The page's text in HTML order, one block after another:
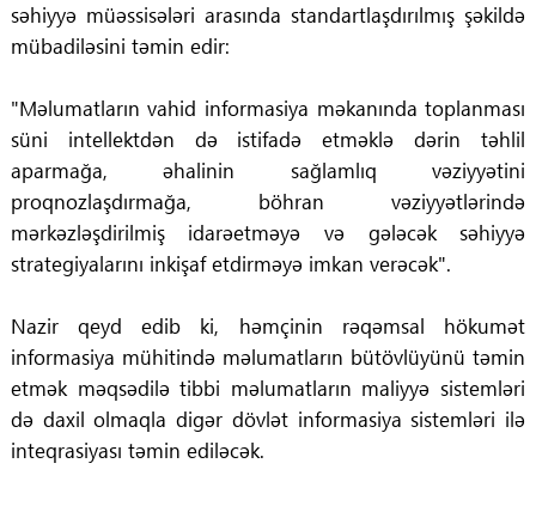
səhiyyə müəssisələri arasında standartlaşdırılmış şəkildə
mübadiləsini təmin edir:
"Məlumatların vahid informasiya məkanında toplanması
süni intellektdən də istifadə etməklə dərin təhlil
aparmağa, əhalinin sağlamlıq vəziyyətini
proqnozlaşdırmağa, böhran vəziyyətlərində
mərkəzləşdirilmiş idarəetməyə və gələcək səhiyyə
strategiyalarını inkişaf etdirməyə imkan verəcək".
Nazir qeyd edib ki, həmçinin rəqəmsal hökumət
informasiya mühitində məlumatların bütövlüyünü təmin
etmək məqsədilə tibbi məlumatların maliyyə sistemləri
də daxil olmaqla digər dövlət informasiya sistemləri ilə
inteqrasiyası təmin ediləcək.